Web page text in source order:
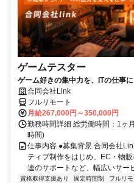
ゲームテスター
ゲーム好きの集中力を、ITの仕事に
合同会社Link
フルリモート
月給267,000円～350,000円
勤務時間詳細 総労働時間：1ヶ
時間)
仕事内容 ●募集背景 合同会社
ティブ制作をはじめ、EC・物
連のサポートなど、幅広いサー
資格取得支援あり 固定時間制 フルリモ